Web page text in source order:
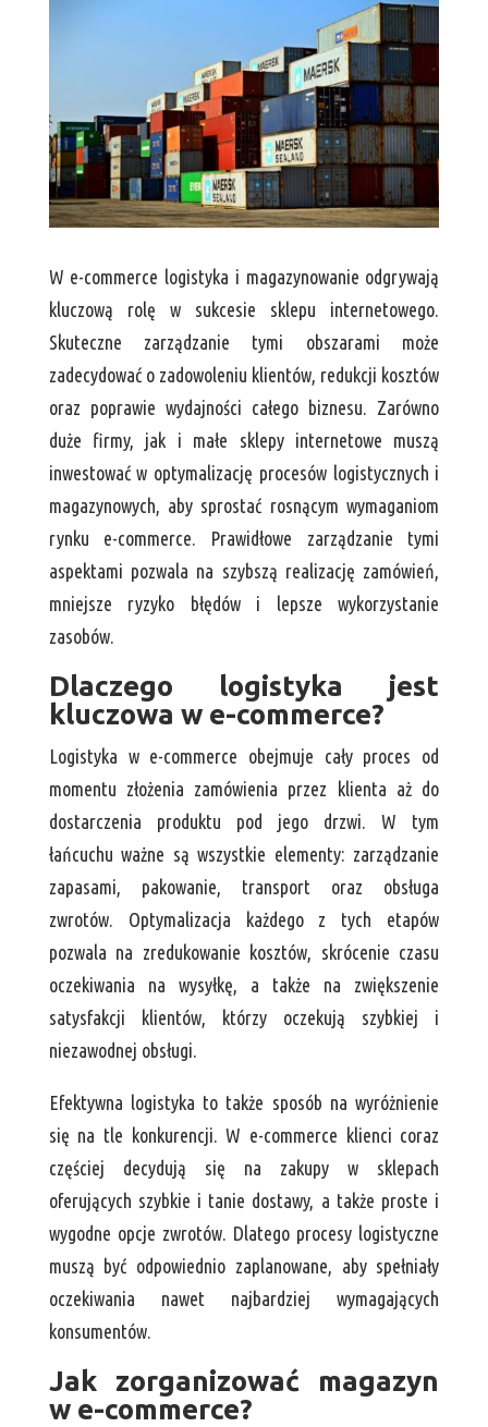
W e-commerce logistyka i magazynowanie odgrywają
kluczową rolę w sukcesie sklepu internetowego.
Skuteczne zarządzanie tymi obszarami może
zadecydować o zadowoleniu klientów, redukcji kosztów
oraz poprawie wydajności całego biznesu. Zarówno
duże firmy, jak i małe sklepy internetowe muszą
inwestować w optymalizację procesów logistycznych i
magazynowych, aby sprostać rosnącym wymaganiom
rynku e-commerce. Prawidłowe zarządzanie tymi
aspektami pozwala na szybszą realizację zamówień,
mniejsze ryzyko błędów i lepsze wykorzystanie
zasobów.
Dlaczego logistyka jest
kluczowa w e-commerce?
Logistyka w e-commerce obejmuje cały proces od
momentu złożenia zamówienia przez klienta aż do
dostarczenia produktu pod jego drzwi. W tym
łańcuchu ważne są wszystkie elementy: zarządzanie
zapasami, pakowanie, transport oraz obsługa
zwrotów. Optymalizacja każdego z tych etapów
pozwala na zredukowanie kosztów, skrócenie czasu
oczekiwania na wysyłkę, a także na zwiększenie
satysfakcji klientów, którzy oczekują szybkiej i
niezawodnej obsługi.
Efektywna logistyka to także sposób na wyróżnienie
się na tle konkurencji. W e-commerce klienci coraz
częściej decydują się na zakupy w sklepach
oferujących szybkie i tanie dostawy, a także proste i
wygodne opcje zwrotów. Dlatego procesy logistyczne
muszą być odpowiednio zaplanowane, aby spełniały
oczekiwania nawet najbardziej wymagających
konsumentów.
Jak zorganizować magazyn
w e-commerce?